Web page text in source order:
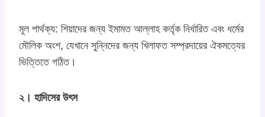
মূল পার্থক্য: শিয়াদের জন্য ইমামত আল্লাহ কর্তৃক নির্ধারিত এবং ধর্মের
মৌলিক অংশ, যেখানে সুন্নিদের জন্য খিলাফত সম্প্রদায়ের ঐকমত্যের
ভিত্তিতে গঠিত।
২। হাদিসের উৎস